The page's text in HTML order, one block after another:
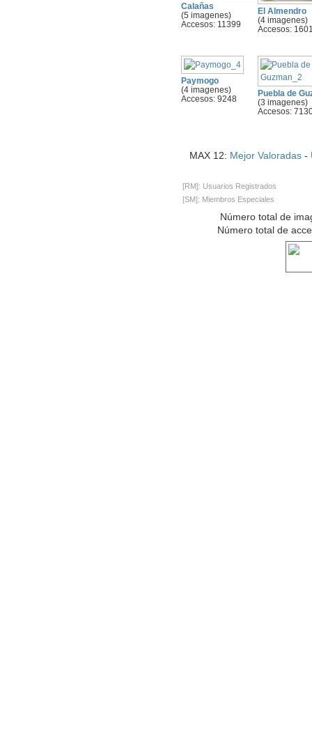
Calañas
(5 imagenes)
Accesos: 11399
El Almendro
(4 imagenes)
Accesos:
Paymogo
(4 imagenes)
Accesos: 9248
Puebla de
(3 imagenes)
Accesos:
MAX 12: Mejor Valoradas-
[RM]: Usuarios Registrados
[SM]: Miembros Especiales
Número total de
Número total de